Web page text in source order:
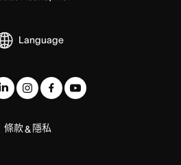
Language
條款& 隱私